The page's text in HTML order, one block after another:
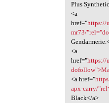
Plus
<a
href="https://
mr73/
<a
href="https://
<a href="
apx-carry/
Black</a>